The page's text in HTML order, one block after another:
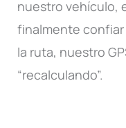
nuestro vehículo,
finalmente confiar
la ruta, nuestro
“recalculando”.